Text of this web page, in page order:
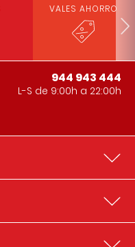
VALES AHORRO
944 943 444
L-S de 9:00h a 22:00h